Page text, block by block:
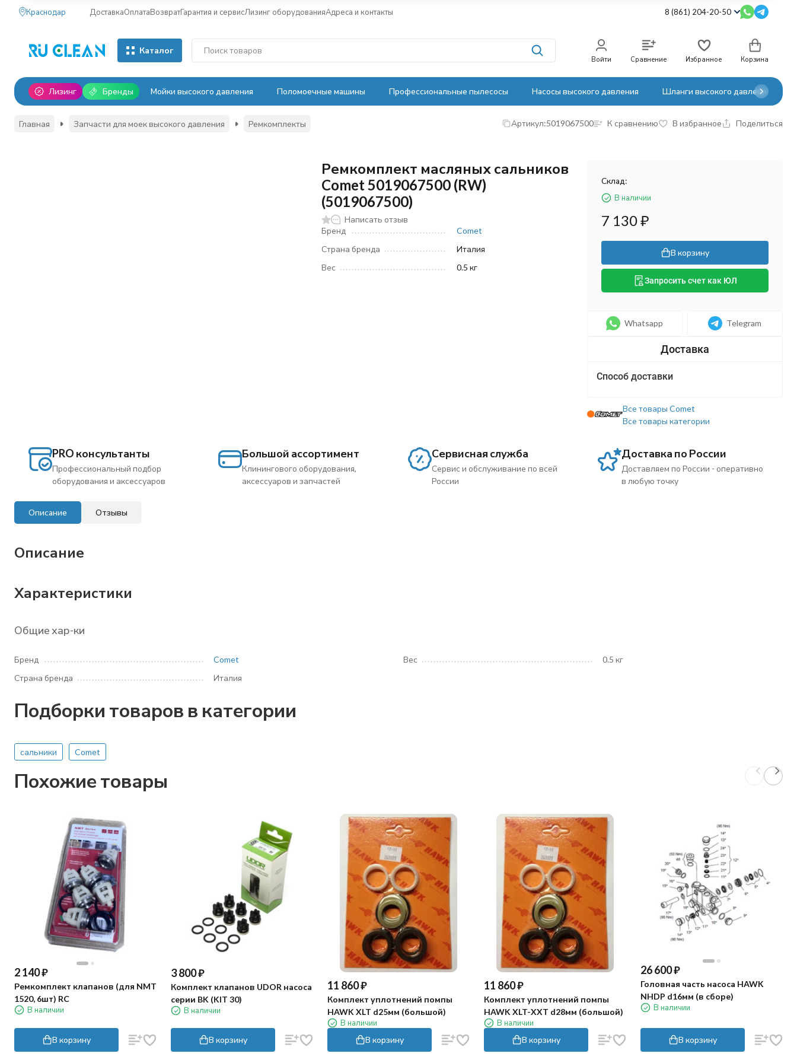
Краснодар ДоставкаОплатаВозвратГарантия и сервисЛизинг оборудованияАдреса и контакты 8 (861) 204-20-50
Каталог
Войти Сравнение Избранное Корзина
Лизинг Бренды Мойки высокого давления Поломоечные машины Профессиональные пылесосы Насосы высокого давления Шланги высокого давления
Главная Запчасти для моек высокого давления Ремкомплекты Артикул:5019067500 К сравнению В избранное Поделиться
Ремкомплект масляных сальников
Comet 5019067500 (RW)
(5019067500)
Написать отзыв
Бренд
Comet
Страна бренда
Италия
Вес
0.5 кг
Склад:
В наличии
7 130₽
В корзину
Запросить счет как ЮЛ
Whatsapp Telegram
Способ доставки
Все товары Comet
Все товары категории
PRO консультанты
Профессиональный подбор
оборудования и аксессуаров
Большой ассортимент
Клинингового оборудования,
аксессуаров и запчастей
Сервисная служба
Сервис и обслуживание по всей
России
Доставка по России
Доставляем по России - оперативно
в любую точку
Описание Отзывы
Описание
Характеристики
Общие хар-ки
Бренд
Comet
Страна бренда
Италия
Вес 0.5 кг
Подборки товаров в категории
сальники Comet
Похожие товары
2 140₽
Ремкомплект клапанов (для NMT
1520, 6шт) RC
В наличии
В корзину
3 800₽
Комплект клапанов UDOR насоса
серии BK (KIT 30)
В наличии
В корзину
11 860₽
Комплект уплотнений помпы
HAWK XLT d25мм (большой)
В наличии
В корзину
11 860₽
Комплект уплотнений помпы
HAWK XLT-XXT d28мм (большой)
В наличии
В корзину
26 600₽
Головная часть насоса HAWK
NHDP d16мм (в сборе)
В наличии
В корзину